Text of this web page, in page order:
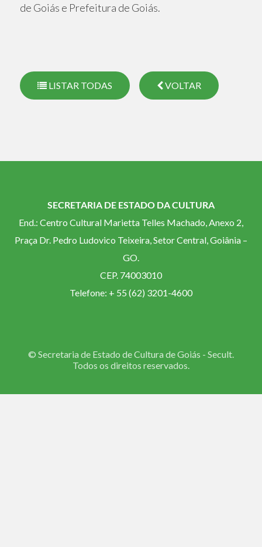
de Goiás e Prefeitura de Goiás.
LISTAR TODAS VOLTAR
SECRETARIA DE ESTADO DA CULTURA
End.: Centro Cultural Marietta Telles Machado, Anexo 2,
Praça Dr. Pedro Ludovico Teixeira, Setor Central, Goiânia –
GO.
CEP. 74003010
Telefone: + 55 (62) 3201-4600
© Secretaria de Estado de Cultura de Goiás - Secult.
Todos os direitos reservados.